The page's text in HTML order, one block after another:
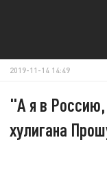
2019-11-14 14:49
"А я в
хулигана